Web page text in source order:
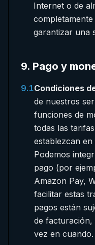
Internet o de
garantizar una
9. Pago y
9.1Condiciones
de nuestros
funciones de
todas las
establezcan
Podemos
pago (por
Amazon Pay,
facilitar estas
pagos están
de facturación,
vez en cuando.